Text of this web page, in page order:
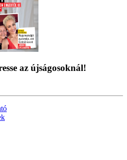
az újságosoknál!